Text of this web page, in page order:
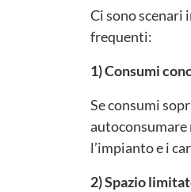
Ci sono scenari
frequenti:
1) Consumi
Se consumi
autoconsumare
l’impianto e i
2) Spazio